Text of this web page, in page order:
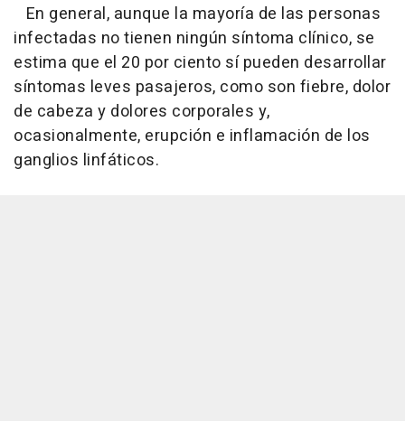
En general, aunque la mayoría de las personas
infectadas no tienen ningún síntoma clínico, se
estima que el 20 por ciento sí pueden desarrollar
síntomas leves pasajeros, como son fiebre, dolor
de cabeza y dolores corporales y,
ocasionalmente, erupción e inflamación de los
ganglios linfáticos.